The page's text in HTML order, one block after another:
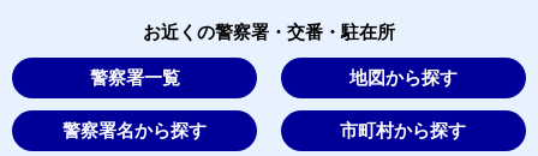
お近くの警察署・交番・駐在所
警察署一覧 地図から探す
警察署名から探す 市町村から探す